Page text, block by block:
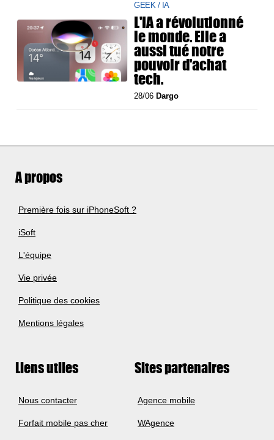
GEEK / IA
L'IA a révolutionné
le monde. Elle a
aussi tué notre
pouvoir d'achat
tech.
28/06 Dargo
A propos
Première fois sur iPhoneSoft ?
iSoft
L'équipe
Vie privée
Politique des cookies
Mentions légales
Liens utiles
Nous contacter
Forfait mobile pas cher
Sites partenaires
Agence mobile
WAgence